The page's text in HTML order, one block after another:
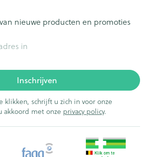
nieuwe producten en promoties
Inschrijven
klikken, schrijft u zich in voor onze
akkoord met onze privacy policy.